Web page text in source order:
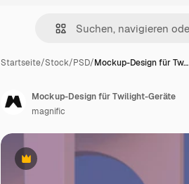
Startseite/Stock/PSD/Mockup-Design für Tw…
Premium
Mockup-Design für Twilight-Geräte
magnific